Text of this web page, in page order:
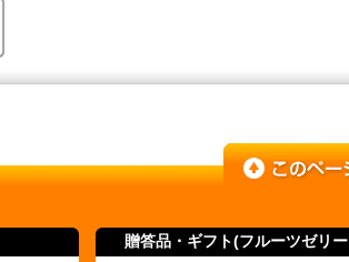
贈答品・ギフト(フルーツゼリー